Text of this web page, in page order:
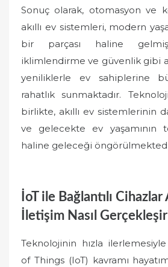
Sonuç olarak, otomasyon ve
akıllı ev sistemleri, modern
bir parçası haline
iklimlendirme ve güvenlik gibi
yeniliklerle ev sahiplerine
rahatlık sunmaktadır.
birlikte, akıllı ev sistemlerinin
ve gelecekte ev yaşamının
haline geleceği
İoT ile Bağlantılı Cihazlar
İletişim Nasıl
Teknolojinin hızla
of Things (IoT) kavramı